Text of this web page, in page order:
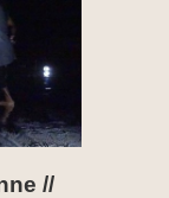
//